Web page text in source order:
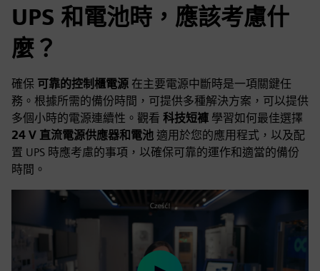
UPS 和電池時，應該考慮什
麼？
確保 可靠的控制櫃電源 在主要電源中斷時是一項關鍵任
務。根據所需的備份時間，可提供多種解決方案，可以提供
多個小時的電源連續性。觀看 科技短褲 學習如何最佳選擇
24 V 直流電源供應器和電池 適用於您的應用程式，以及配
置 UPS 時應考慮的事項，以確保可靠的運作和適當的備份
時間。